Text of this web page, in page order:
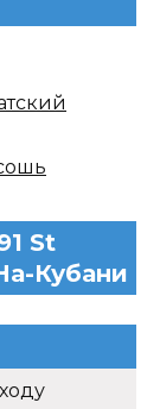
St
Кубани